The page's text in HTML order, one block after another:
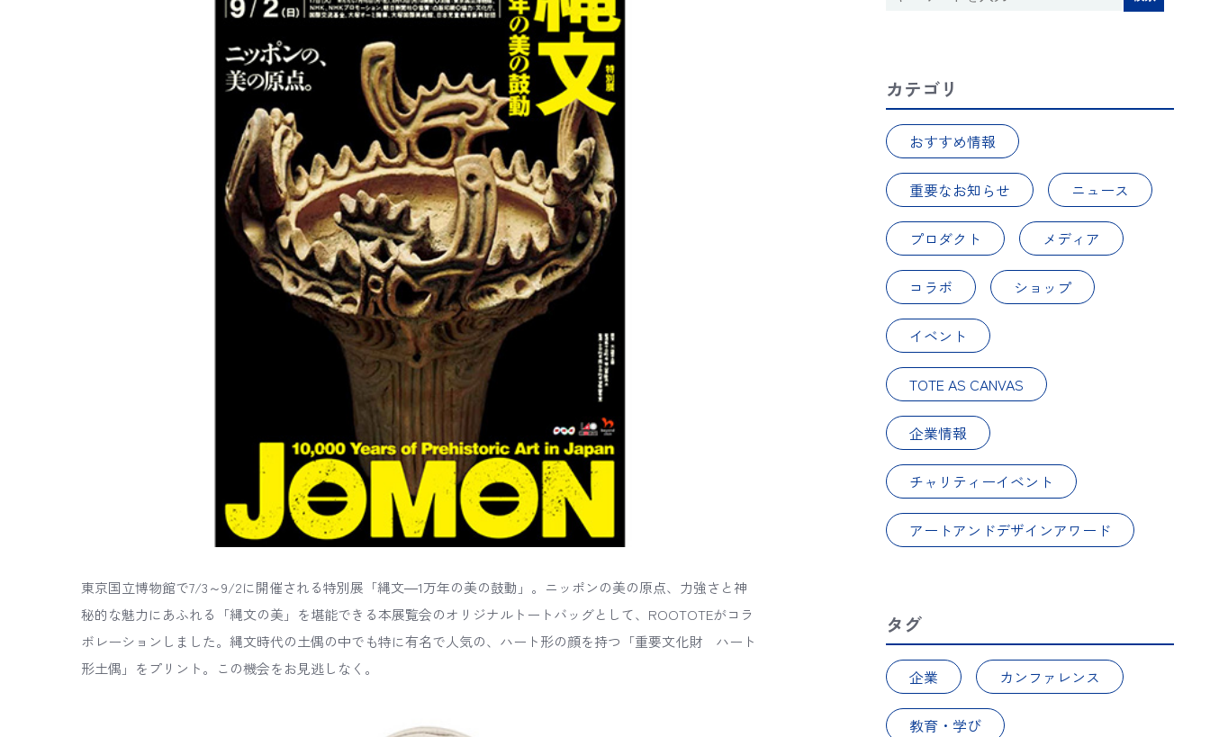
東京国立博物館で7/3～9/2に開催される特別展「縄文―1万年の美の鼓動」。ニッポンの美の原点、力強さと神
秘的な魅力にあふれる「縄文の美」を堪能できる本展覧会のオリジナルトートバッグとして、ROOTOTEがコラ
ボレーションしました。縄文時代の土偶の中でも特に有名で人気の、ハート形の顔を持つ「重要文化財 ハート
形土偶」をプリント。この機会をお見逃しなく。
カテゴリ
おすすめ情報
重要なお知らせ ニュース
プロダクト メディア
コラボ ショップ
イベント
TOTE AS CANVAS
企業情報
チャリティーイベント
アートアンドデザインアワード
タグ
企業 カンファレンス
教育・学び